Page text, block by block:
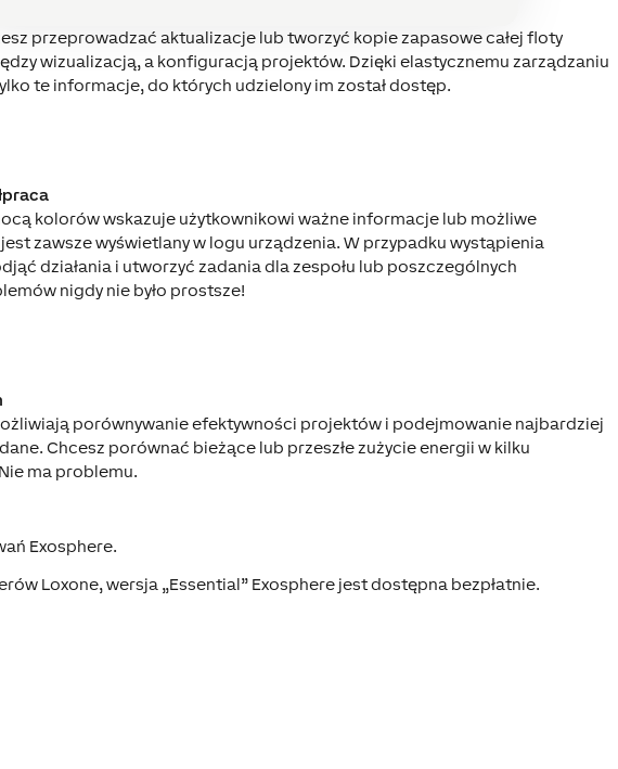
Miniservery znajdują się w jednej czy kilku lokalizacjach.
przeprowadzać aktualizacje lub tworzyć kopie zapasowe całej floty
wizualizacją, a konfiguracją projektów. Dzięki elastycznemu zarządzaniu
te informacje, do których udzielony im został dostęp.
kolorów wskazuje użytkownikowi ważne informacje lub możliwe
zawsze wyświetlany w logu urządzenia. W przypadku wystąpienia
działania i utworzyć zadania dla zespołu lub poszczególnych
nigdy nie było prostsze!
porównywanie efektywności projektów i podejmowanie najbardziej
Chcesz porównać bieżące lub przeszłe zużycie energii w kilku
ma problemu.
Exosphere.
Loxone, wersja „Essential” Exosphere jest dostępna bezpłatnie.